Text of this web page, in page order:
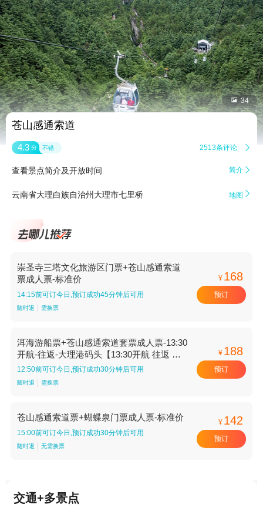
 34
苍山感通索道
4.3 分 不错 2513条评论 
查看景点简介及开放时间 简介 
云南省大理白族自治州大理市七里桥 地图 
崇圣寺三塔文化旅游区门票+苍山感通索道
票成人票-标准价
14:15前可订今日,预订成功45分钟后可用
随时退 需换票
¥ 168
预订
洱海游船票+苍山感通索道套票成人票-13:30
开航-往返-大理港码头【13:30开航 往返 大
理港码头】
12:50前可订今日,预订成功30分钟后可用
随时退 需换票
¥ 188
预订
苍山感通索道票+蝴蝶泉门票成人票-标准价
15:00前可订今日,预订成功30分钟后可用
随时退 无需换票
¥ 142
预订
交通+多景点
